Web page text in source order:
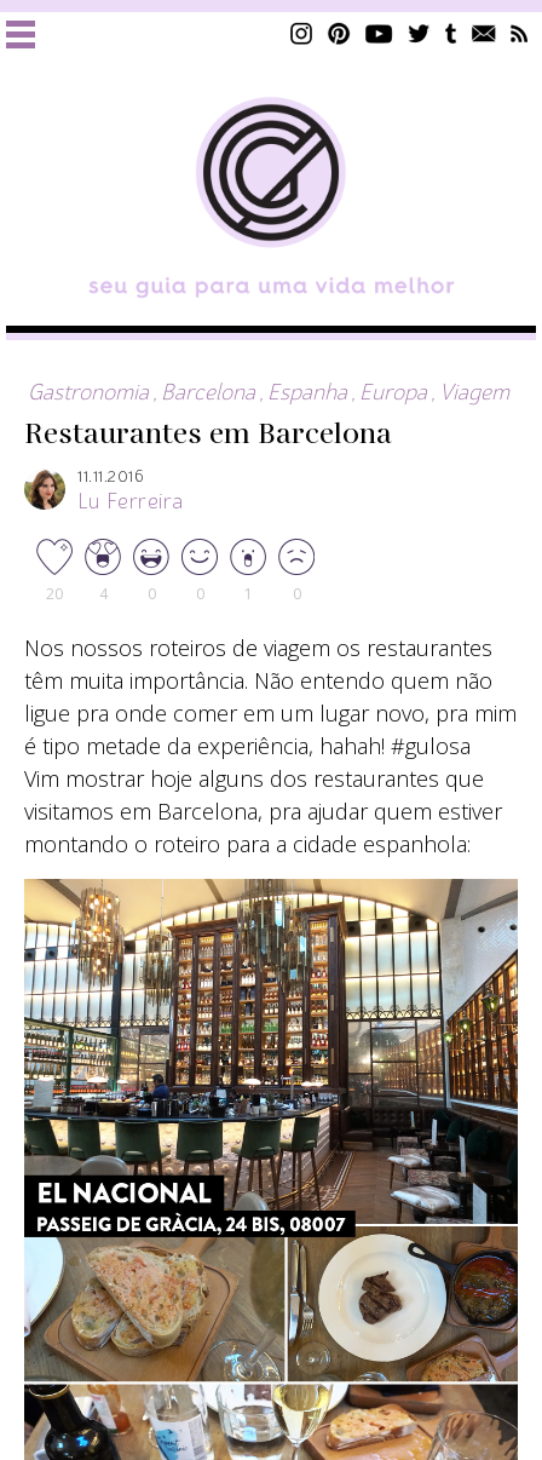
Gastronomia Barcelona Espanha Europa Viagem
Restaurantes em Barcelona
11.11.2016
Lu Ferreira
20 4 0 0 1 0
Nos nossos roteiros de viagem os restaurantes
têm muita importância. Não entendo quem não
ligue pra onde comer em um lugar novo, pra mim
é tipo metade da experiência, hahah! #gulosa
Vim mostrar hoje alguns dos restaurantes que
visitamos em Barcelona, pra ajudar quem estiver
montando o roteiro para a cidade espanhola: